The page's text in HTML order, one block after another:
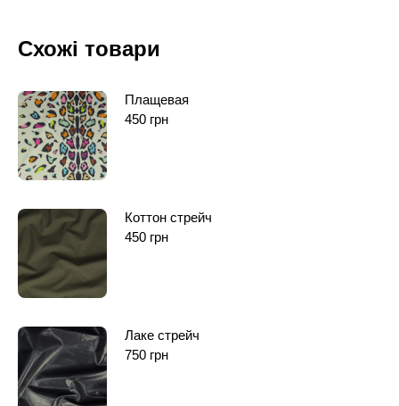
Схожі товари
Плащевая
450 грн
Коттон стрейч
450 грн
Лаке стрейч
750 грн